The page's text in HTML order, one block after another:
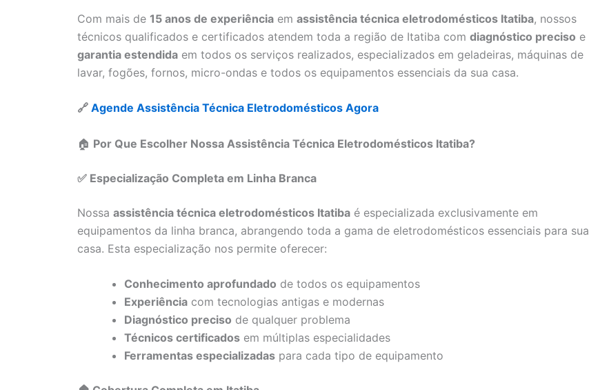
Com mais de 15 anos de experiência em assistência técnica eletrodomésticos Itatiba, nossos
técnicos qualificados e certificados atendem toda a região de Itatiba com diagnóstico preciso e
garantia estendida em todos os serviços realizados, especializados em geladeiras, máquinas de
lavar, fogões, fornos, micro-ondas e todos os equipamentos essenciais da sua casa.
🔗 Agende Assistência Técnica Eletrodomésticos Agora
🏠 Por Que Escolher Nossa Assistência Técnica Eletrodomésticos Itatiba?
✅ Especialização Completa em Linha Branca
Nossa assistência técnica eletrodomésticos Itatiba é especializada exclusivamente em
equipamentos da linha branca, abrangendo toda a gama de eletrodomésticos essenciais para sua
casa. Esta especialização nos permite oferecer:
Conhecimento aprofundado de todos os equipamentos
Experiência com tecnologias antigas e modernas
Diagnóstico preciso de qualquer problema
Técnicos certificados em múltiplas especialidades
Ferramentas especializadas para cada tipo de equipamento